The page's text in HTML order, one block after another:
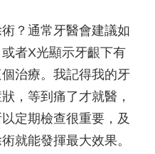
？通常牙醫會建議如
者X光顯示牙齦下有
治療。我記得我的牙
，等到痛了才就醫，
定期檢查很重要，及
就能發揮最大效果。